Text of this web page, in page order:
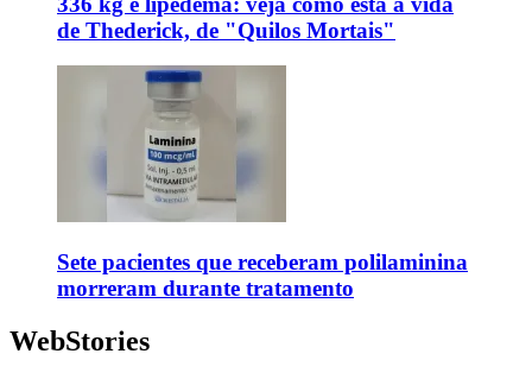
de Thederick, de "Quilos Mortais"
Sete pacientes que receberam polilaminina
morreram durante tratamento
WebStories